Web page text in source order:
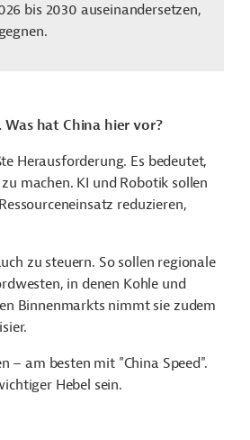
bis 2030 auseinandersetzen,
hat China hier vor?
Herausforderung. Es bedeutet,
machen. KI und Robotik sollen
reduzieren,
zu steuern. So sollen regionale
in denen Kohle und
Binnenmarkts nimmt sie zudem
– am besten mit "China Speed".
Hebel sein.